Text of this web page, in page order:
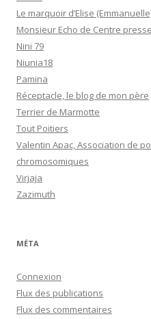
Le marquoir d’Elise
Monsieur Echo de Centre presse
Nini 79
Niunia18
Pamina
Réceptacle, le blog de mon père
Terrier de Marmotte
Tout Poitiers
Valentin Apac, Association de
chromosomiques
Virjaja
Zazimuth
MÉTA
Connexion
Flux des publications
Flux des commentaires